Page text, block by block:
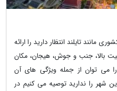
مانند تایلند انتظار دارید را ارائه
بالا، جنب و جوش، هیجان، مکان
می توان از جمله ویژگی های آن
شهر را ندارید توصیه می کنیم در